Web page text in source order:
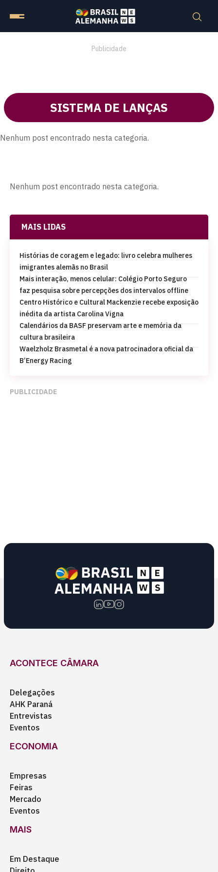
Publicidade
SISTEMA DE LANÇAS
Nenhum post encontrado nesta categoria.
Nenhum post encontrado nesta categoria.
MAIS LIDAS
Histórias de coragem e legado: livro celebra mulheres
imigrantes alemãs no Brasil
Mais interação, menos celular: Colégio Porto Seguro
faz pesquisa sobre percepções dos intervalos offline
Centro Histórico e Cultural Mackenzie recebe exposição
inédita da artista Carolina Vigna
Calendários da BASF preservam arte e memória da
cultura brasileira
Waelzholz Brasmetal é a nova patrocinadora oficial da
B’Energy Racing
PUBLICIDADE
ACONTECE CÂMARA
Delegações
AHK Paraná
Entrevistas
Eventos
ECONOMIA
Empresas
Feiras
Mercado
Eventos
MAIS
Em Destaque